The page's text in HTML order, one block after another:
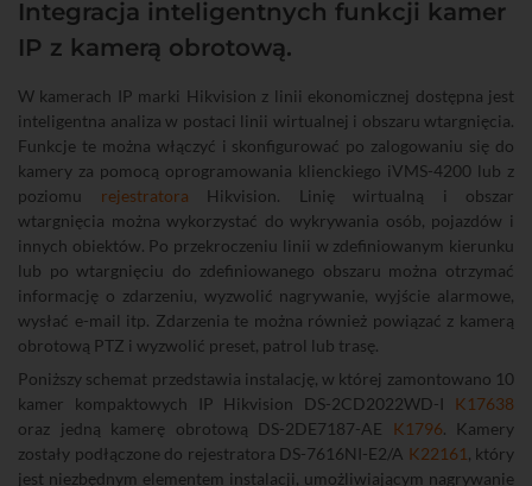
Integracja inteligentnych funkcji kamer
IP z kamerą obrotową.
W kamerach IP marki Hikvision z linii ekonomicznej dostępna jest
inteligentna analiza w postaci linii wirtualnej i obszaru wtargnięcia.
Funkcje te można włączyć i skonfigurować po zalogowaniu się do
kamery za pomocą oprogramowania klienckiego iVMS-4200 lub z
poziomu rejestratora Hikvision. Linię wirtualną i obszar
wtargnięcia można wykorzystać do wykrywania osób, pojazdów i
innych obiektów. Po przekroczeniu linii w zdefiniowanym kierunku
lub po wtargnięciu do zdefiniowanego obszaru można otrzymać
informację o zdarzeniu, wyzwolić nagrywanie, wyjście alarmowe,
wysłać e-mail itp. Zdarzenia te można również powiązać z kamerą
obrotową PTZ i wyzwolić preset, patrol lub trasę.
Poniższy schemat przedstawia instalację, w której zamontowano 10
kamer kompaktowych IP Hikvision DS-2CD2022WD-I K17638
oraz jedną kamerę obrotową DS-2DE7187-AE K1796. Kamery
zostały podłączone do rejestratora DS-7616NI-E2/A K22161 , który
jest niezbędnym elementem instalacji, umożliwiającym nagrywanie